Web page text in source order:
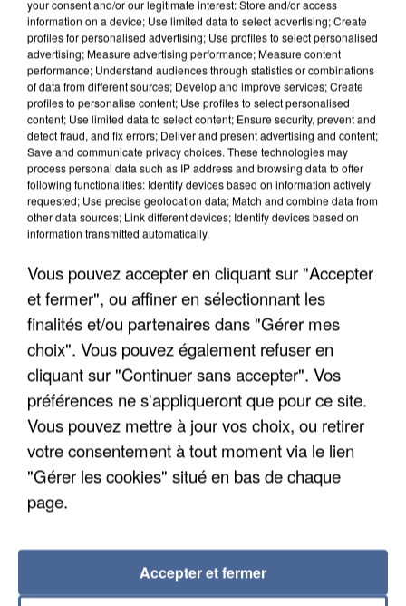
UN SECOND CADRE DE LA DZ MAFIA
INTERPELLÉ EN ALGÉRIE
UNE TOURISTE DE L’OISE EMPORTÉE PAR UNE
COULÉE DE BOUE EN HAUTE-SAVOIE
your consent and/or our legitimate interest: Store and/or access
information on a device; Use limited data to select advertising; Create
profiles for personalised advertising; Use profiles to select personalised
advertising; Measure advertising performance; Measure content
performance; Understand audiences through statistics or combinations
of data from different sources; Develop and improve services; Create
profiles to personalise content; Use profiles to select personalised
content; Use limited data to select content; Ensure security, prevent and
detect fraud, and fix errors; Deliver and present advertising and content;
Save and communicate privacy choices. These technologies may
process personal data such as IP address and browsing data to offer
following functionalities: Identify devices based on information actively
requested; Use precise geolocation data; Match and combine data from
other data sources; Link different devices; Identify devices based on
information transmitted automatically.
Vous pouvez accepter en cliquant sur "Accepter
et fermer", ou affiner en sélectionnant les
finalités et/ou partenaires dans "Gérer mes
choix". Vous pouvez également refuser en
cliquant sur "Continuer sans accepter". Vos
préférences ne s'appliqueront que pour ce site.
Vous pouvez mettre à jour vos choix, ou retirer
votre consentement à tout moment via le lien
"Gérer les cookies" situé en bas de chaque
page.
Accepter et fermer